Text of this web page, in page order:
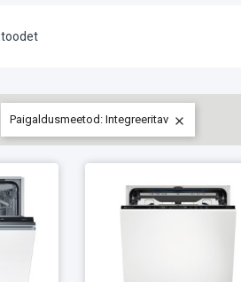
Paigaldusmeetod: Integreeritav 